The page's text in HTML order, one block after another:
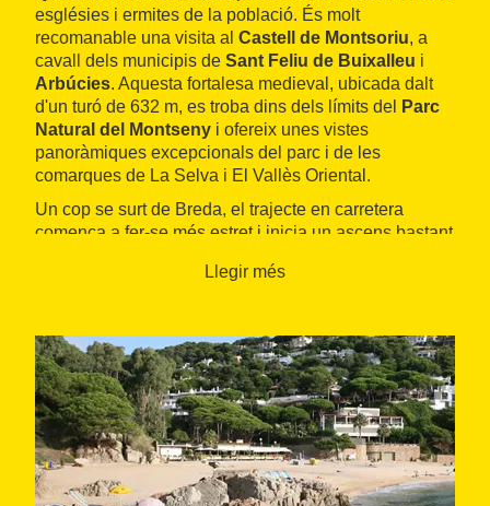
esglésies i ermites de la població. És molt
recomanable una visita al Castell de Montsoriu, a
cavall dels municipis de Sant Feliu de Buixalleu i
Arbúcies. Aquesta fortalesa medieval, ubicada dalt
d'un turó de 632 m, es troba dins dels límits del
Parc
Natural del Montseny i ofereix unes vistes
panoràmiques excepcionals del parc i de les
comarques de La Selva i El Vallès Oriental.
Un cop se surt de Breda, el trajecte en carretera
comença a fer-se més estret i inicia un ascens bastant
coneguda per la quantitat de rius i rierols que la
Païtides, la de l'Or, la dels Capellans, etc. Són d'aigua
de mineralització dèbil.
Un cop feta la parada, es pot continuar la ruta fins a
arribar aTaradell, a laPlana de Vic, i gaudir, també,
de les vistes del Castell de Can Boix, a 803 m
d'altitud. Des de Taradell s'inicia la tornada a Blanes,
fent la ruta a la inversa.
Llegir més